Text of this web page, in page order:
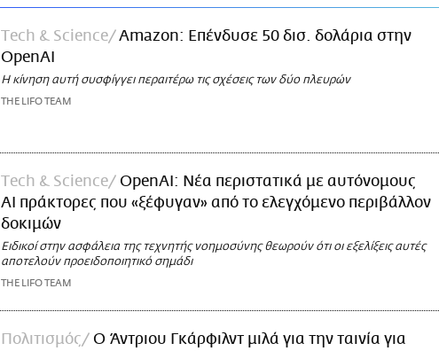
Τech & Science Amazon: Επένδυσε 50 δισ. δολάρια στην
OpenAI
Η κίνηση αυτή συσφίγγει περαιτέρω τις σχέσεις των δύο πλευρών
THE LIFO TEAM
Τech & Science
OpenAI: Νέα περιστατικά με αυτόνομους
AI πράκτορες που «ξέφυγαν» από το ελεγχόμενο περιβάλλον
δοκιμών
Ειδικοί στην ασφάλεια της τεχνητής νοημοσύνης θεωρούν ότι οι εξελίξεις αυτές
αποτελούν προειδοποιητικό σημάδι
THE LIFO TEAM
Πολιτισμός
Ο Άντριου Γκάρφιλντ μιλά για την ταινία για